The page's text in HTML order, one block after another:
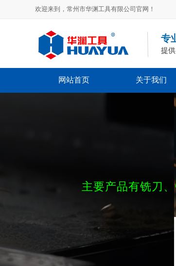
欢迎来到，常州市华渊工具有限公司官网！
专
提
网站首页 关于我们
主要产品有铣刀